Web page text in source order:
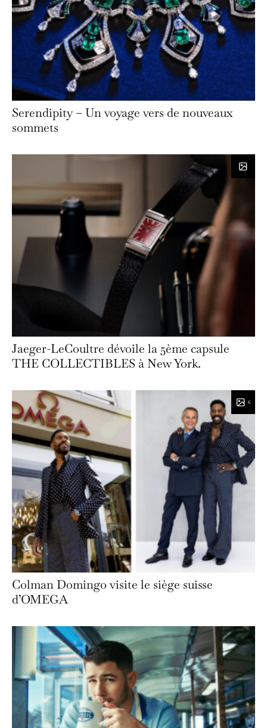
Serendipity – Un voyage vers de nouveaux
sommets
Jaeger-LeCoultre dévoile la 5ème capsule
THE COLLECTIBLES à New York.
6
Colman Domingo visite le siège suisse
d’OMEGA